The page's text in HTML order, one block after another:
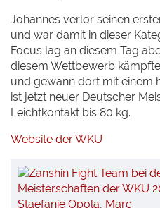
Johannes verlor seinen
und war damit in dieser
Focus lag an diesem Tag
diesem Wettbewerb
und gewann dort mit einem
ist jetzt neuer Deutscher
Leichtkontakt bis 80 kg.
Website der WKU